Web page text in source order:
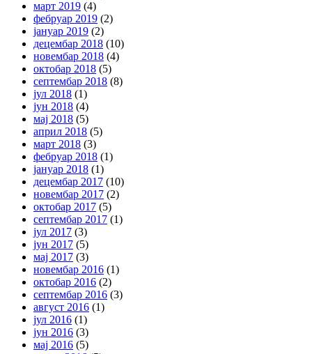
март 2019 (4)
фебруар 2019 (2)
јануар 2019 (2)
децембар 2018 (10)
новембар 2018 (4)
октобар 2018 (5)
септембар 2018 (8)
јул 2018 (1)
јун 2018 (4)
мај 2018 (5)
април 2018 (5)
март 2018 (3)
фебруар 2018 (1)
јануар 2018 (1)
децембар 2017 (10)
новембар 2017 (2)
октобар 2017 (5)
септембар 2017 (1)
јул 2017 (3)
јун 2017 (5)
мај 2017 (3)
новембар 2016 (1)
октобар 2016 (2)
септембар 2016 (3)
август 2016 (1)
јул 2016 (1)
јун 2016 (3)
мај 2016 (5)